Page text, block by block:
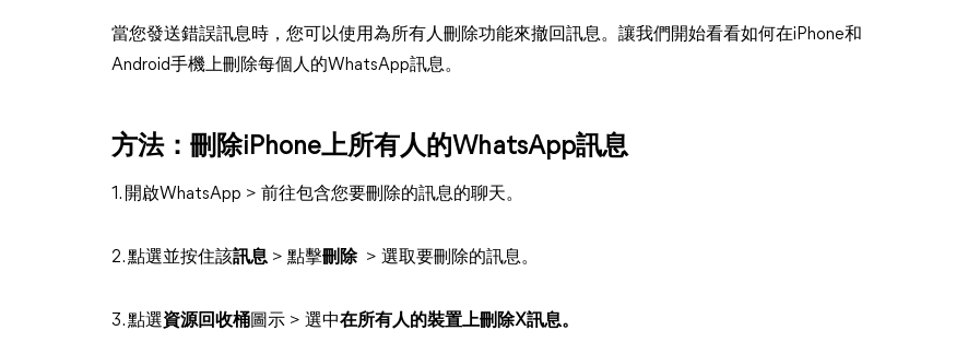
當您發送錯誤訊息時，您可以使用為所有人刪除功能來撤回訊息。讓我們開始看看如何在iPhone和
Android手機上刪除每個人的WhatsApp訊息。
方法：刪除iPhone上所有人的WhatsApp訊息
1. 開啟WhatsApp > 前往包含您要刪除的訊息的聊天。
2. 點選並按住該訊息 > 點擊刪除> 選取要刪除的訊息。
3. 點選資源回收桶圖示 > 選中在所有人的裝置上刪除X訊息。